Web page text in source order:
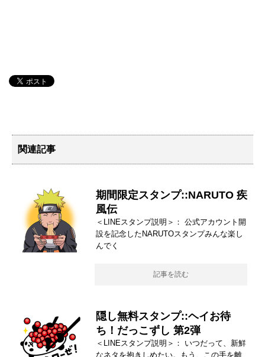
関連記事
期間限定スタンプ::NARUTO 疾
風伝
＜LINEスタンプ説明＞： 公式アカウント開
設を記念したNARUTOスタンプみんな楽し
んでく
記事を読む
隠し無料スタンプ::ヘイお待
ち！だっこずし 第2弾
＜LINEスタンプ説明＞： いつだって、新鮮
なネタを抱きしめたい。もう、この手を離